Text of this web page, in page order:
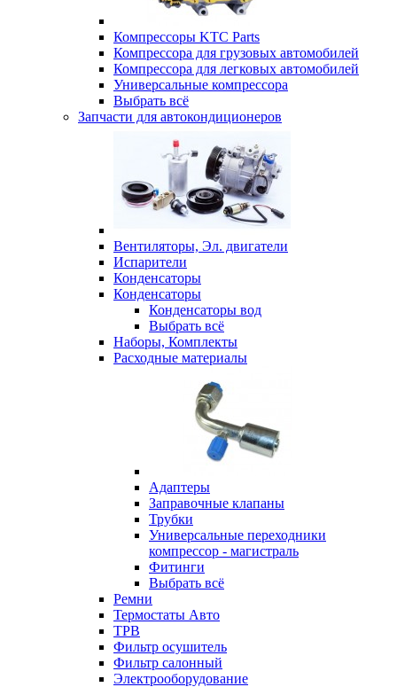
Компрессоры KTC Parts
Компрессора для грузовых автомобилей
Компрессора для легковых автомобилей
Универсальные компрессора
Выбрать всё
Запчасти для автокондиционеров
Вентиляторы, Эл. двигатели
Испарители
Конденсаторы
Конденсаторы
Конденсаторы вод
Выбрать всё
Наборы, Комплекты
Расходные материалы
Адаптеры
Заправочные клапаны
Трубки
Универсальные переходники
компрессор - магистраль
Фитинги
Выбрать всё
Ремни
Термостаты Авто
ТРВ
Фильтр осушитель
Фильтр салонный
Электрооборудование